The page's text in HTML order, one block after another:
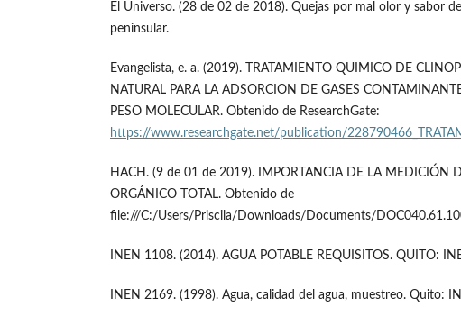
El Universo. (28 de 02 de 2018). Quejas por mal olor y sabor
peninsular.
Evangelista, e. a. (2019). TRATAMIENTO QUIMICO DE
NATURAL PARA LA ADSORCION DE GASES
PESO MOLECULAR. Obtenido de ResearchGate:
https://www.researchgate.net/publication/
HACH. (9 de 01 de 2019). IMPORTANCIA DE LA MEDICIÓN
ORGÁNICO TOTAL. Obtenido de
file:///C:/Users/Priscila/Downloads/Documents/
INEN 1108. (2014). AGUA POTABLE REQUISITOS. QUITO:
INEN 2169. (1998). Agua, calidad del agua, muestreo. Quito: